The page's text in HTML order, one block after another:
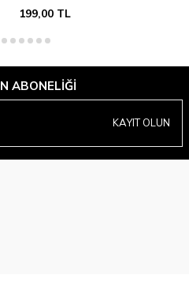
199,00TL
ABONELIĞI
KAYIT OLUN